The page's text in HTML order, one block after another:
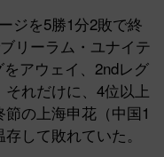
ジを5勝1分2敗で終
リーラム・ユナイテ
アウェイ、2ndレグ
れだけに、4位以上
の上海申花（中国1
して敗れていた。